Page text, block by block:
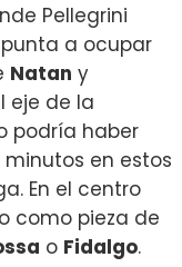
Pellegrini
a ocupar
Natan y
eje de la
podría haber
en estos
En el centro
como pieza de
o Fidalgo.